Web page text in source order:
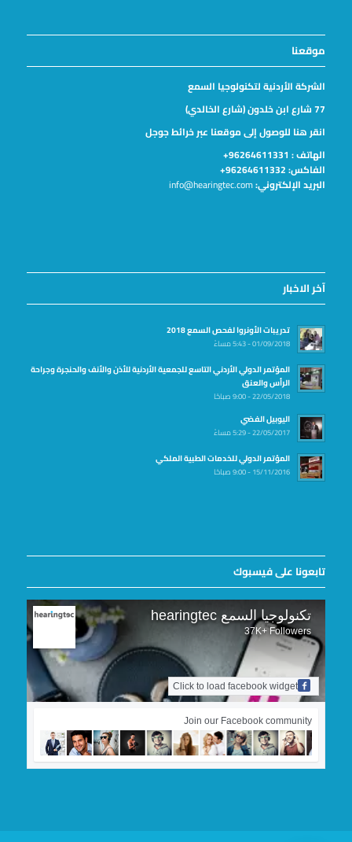
موقعنا
الشركة الأردنية لتكنولوجيا السمع
77 شارع ابن خلدون (شارع الخالدي)
انقر هنا للوصول إلى موقعنا عبر خرائط جوجل
الهاتف : 96264611331+
الفاكس: 96264611332+
البريد الإلكتروني:info@hearingtec.com
آخر الاخبار
تدريبات الأونروا لفحص السمع 2018
01/09/2018 - 5:43 مساءً
المؤتمر الدولي الأردني التاسع للجمعية الأردنية للأذن والأنف والحنجرة وجراحة
الرأس والعنق
22/05/2018 - 9:00 صباحًا
اليوبيل الفضي
22/05/2017 - 5:29 مساءً
المؤتمر الدولي للخدمات الطبية الملكي
15/11/2016 - 9:00 صباحًا
تابعونا على فيسبوك
تكنولوجيا السمع hearingtec
37K+ Followers
Click to load facebook widget
Join our Facebook community